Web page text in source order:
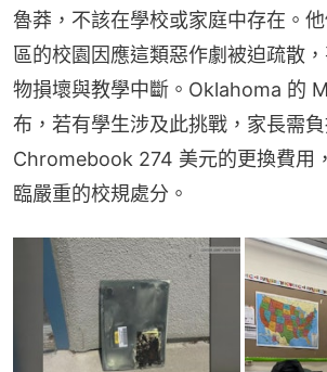
魯莽，不該在學校或家庭中存在。
區的校園因應這類惡作劇被迫疏散
物損壞與教學中斷。Oklahoma 的
布，若有學生涉及此挑戰，家長需
Chromebook 274 美元的更換費用
臨嚴重的校規處分。